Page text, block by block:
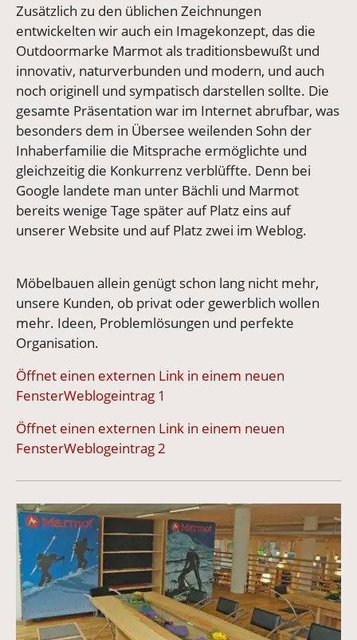
Zusätzlich zu den üblichen Zeichnungen
entwickelten wir auch ein Imagekonzept, das die
Outdoormarke Marmot als traditionsbewußt und
innovativ, naturverbunden und modern, und auch
noch originell und sympatisch darstellen sollte. Die
gesamte Präsentation war im Internet abrufbar, was
besonders dem in Übersee weilenden Sohn der
Inhaberfamilie die Mitsprache ermöglichte und
gleichzeitig die Konkurrenz verblüffte. Denn bei
Google landete man unter Bächli und Marmot
bereits wenige Tage später auf Platz eins auf
unserer Website und auf Platz zwei im Weblog.
Möbelbauen allein genügt schon lang nicht mehr,
unsere Kunden, ob privat oder gewerblich wollen
mehr. Ideen, Problemlösungen und perfekte
Organisation.
Öffnet einen externen Link in einem neuen
FensterWeblogeintrag 1
Öffnet einen externen Link in einem neuen
FensterWeblogeintrag 2
Vergrößerte Version anzeigen